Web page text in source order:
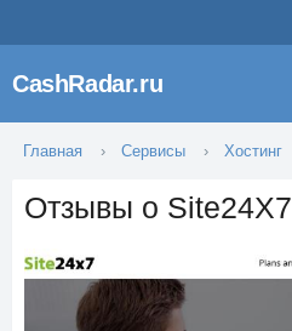
CashRadar.ru
Главная Сервисы Хостинг
Отзывы о Site24X7